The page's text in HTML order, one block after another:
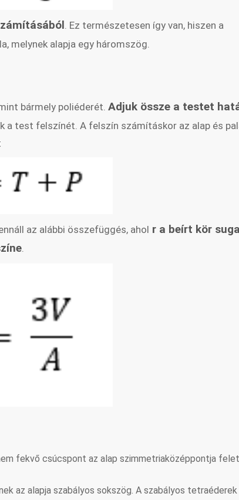
. Ez természetesen így van, hiszen a
melynek alapja egy háromszög.
bármely poliéderét. Adjuk össze a testet
a test felszínét. A felszín számításkor az alap és
az alábbi összefüggés, ahol r a beírt kör
fekvő csúcspont az alap szimmetriaközéppontja
az alapja szabályos sokszög. A szabályos tetraéderek